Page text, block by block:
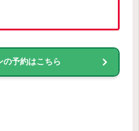
の予約はこちら